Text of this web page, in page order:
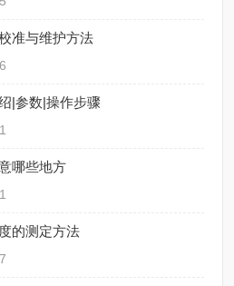
准与维护方法
|参数|操作步骤
哪些地方
的测定方法